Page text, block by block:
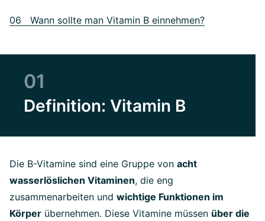
06 Wann sollte man Vitamin B einnehmen?
01
Definition: Vitamin B
Die B-Vitamine sind eine Gruppe von acht
wasserlöslichen Vitaminen, die eng
zusammenarbeiten und wichtige Funktionen im
Körper übernehmen. Diese Vitamine müssen über die